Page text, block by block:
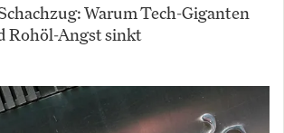
Warum Tech-Giganten
Rohöl-Angst sinkt